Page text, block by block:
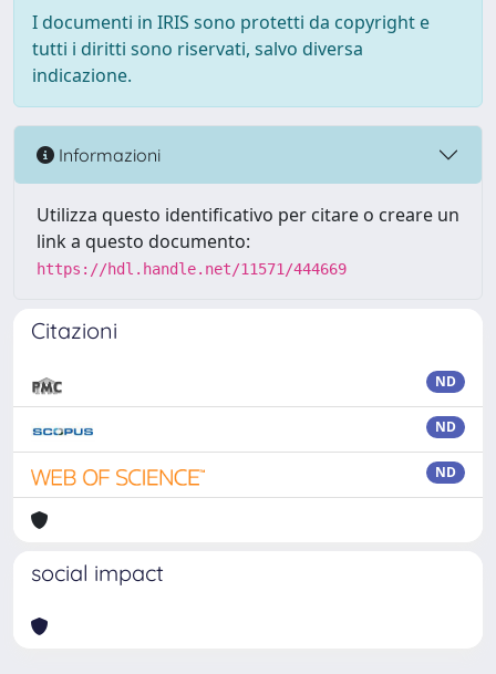
I documenti in IRIS sono protetti da copyright e
tutti i diritti sono riservati, salvo diversa
indicazione.
Informazioni
Utilizza questo identificativo per citare o creare un
link a questo documento:
https://hdl.handle.net/11571/444669
Citazioni
ND
ND
ND
social impact